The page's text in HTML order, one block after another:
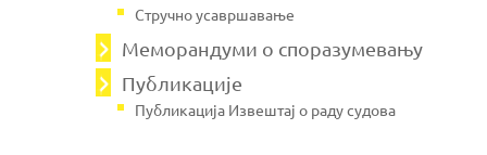
Стручно усавршавање
Меморандуми о споразумевању
Публикације
Публикација Извештај о раду судова